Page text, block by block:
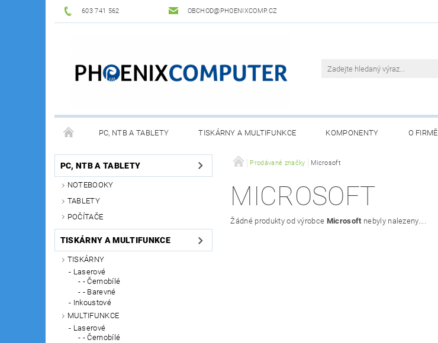
603 741 562 OBCHOD@PHOENIXCOMP.CZ
PC, NTB A TABLETY TISKÁRNY A MULTIFUNKCE KOMPONENTY O FIRMĚ
PC, NTB A TABLETY
NOTEBOOKY
TABLETY
POČÍTAČE
TISKÁRNY A MULTIFUNKCE
TISKÁRNY
Laserové
- Černobílé
- Barevné
Inkoustové
MULTIFUNKCE
Laserové
- Černobílé
Prodávané značky Microsoft
MICROSOFT
Žádné produkty od výrobce Microsoft nebyly nalezeny....